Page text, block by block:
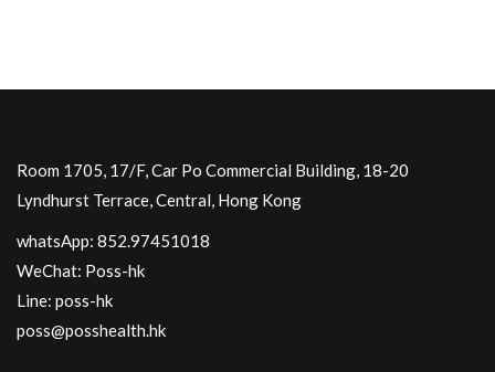
Room 1705, 17/F, Car Po Commercial Building, 18-20
Lyndhurst Terrace, Central, Hong Kong
whatsApp: 852.97451018
WeChat: Poss-hk
Line: poss-hk
poss@posshealth.hk